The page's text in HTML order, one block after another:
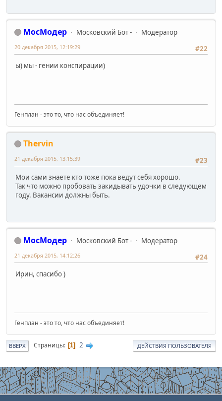
МосМодер Московский Бот -
Модератор
#22
20 декабря 2015, 12:19:29
ы) мы - гении конспирации)
Генплан - это то, что нас объединяет!
Thervin
#23
21 декабря 2015, 13:15:39
Мои сами знаете кто тоже пока ведут себя хорошо.
Так что можно пробовать закидывать удочки в следующем
году. Вакансии должны быть.
МосМодер Московский Бот -
Модератор
#24
21 декабря 2015, 14:12:26
Ирин, спасибо )
Генплан - это то, что нас объединяет!
ВВЕРХ Страницы 1 2 ДЕЙСТВИЯ ПОЛЬЗОВАТЕЛЯ